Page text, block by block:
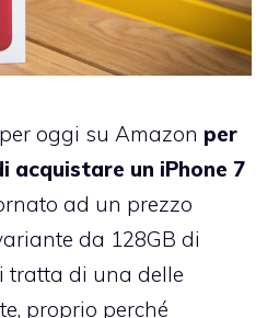
oggi su Amazon per
acquistare un iPhone 7
ad un prezzo
da 128GB di
tratta di una delle
proprio perché